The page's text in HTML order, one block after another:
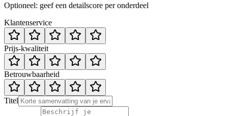
Optioneel: geef een detailscore per onderdeel
Klantenservice
Prijs-kwaliteit
Betrouwbaarheid
Titel